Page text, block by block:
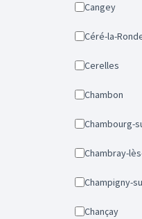
Cangey
Céré-la-
Cerelles
Chambon
Chambourg-
Chambray-
Champigny-
Chançay